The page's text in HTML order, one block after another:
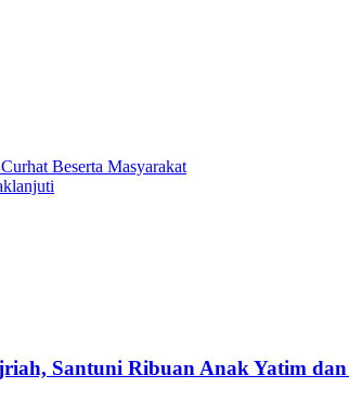
Beserta Masyarakat
Santuni Ribuan Anak Yatim